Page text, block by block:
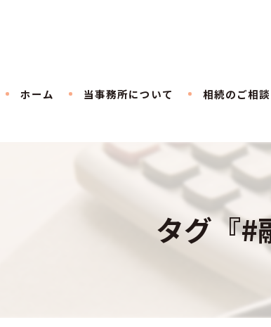
ホーム 当事務所について 相続のご相談
タグ『#